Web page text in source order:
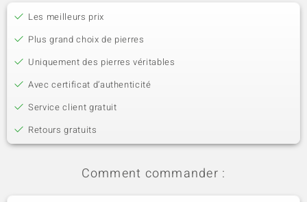
Les meilleurs prix
Plus grand choix de pierres
Uniquement des pierres véritables
Avec certificat d’authenticité
Service client gratuit
Retours gratuits
Comment commander :